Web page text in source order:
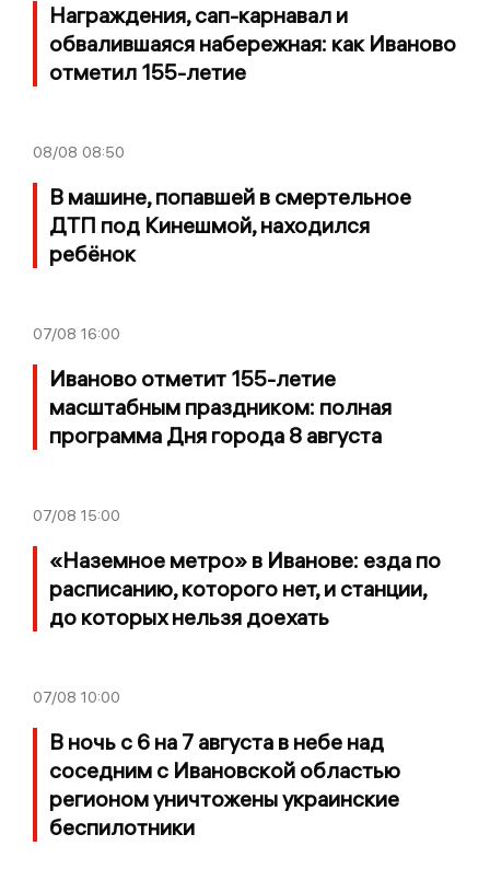
Награждения, сап-карнавал и
обвалившаяся набережная: как Иваново
отметил 155-летие
08/08 08:50
В машине, попавшей в смертельное
ДТП под Кинешмой, находился
ребёнок
07/08 16:00
Иваново отметит 155-летие
масштабным праздником: полная
программа Дня города 8 августа
07/08 15:00
«Наземное метро» в Иванове: езда по
расписанию, которого нет, и станции,
до которых нельзя доехать
07/08 10:00
В ночь с 6 на 7 августа в небе над
соседним с Ивановской областью
регионом уничтожены украинские
беспилотники